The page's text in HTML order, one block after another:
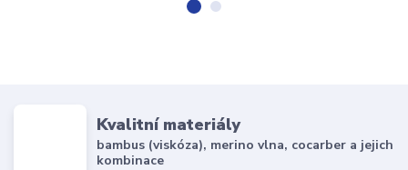
Kvalitní materiály
bambus (viskóza), merino vlna, cocarber a jejich
kombinace